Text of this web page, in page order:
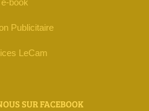
e-book
Publicitaire
LeCam
SUR FACEBOOK